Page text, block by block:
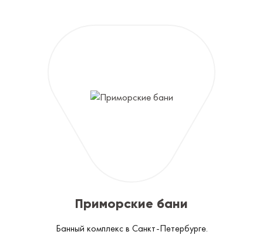
Приморские бани
Банный комплекс в Санкт‑Петербурге.